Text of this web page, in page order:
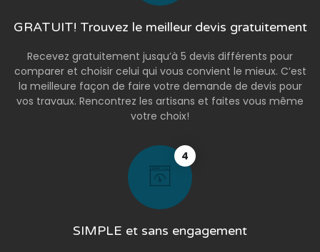
GRATUIT! Trouvez le meilleur devis gratuitement
Recevez gratuitement jusqu’à 5 devis différents pour
comparer et choisir celui qui vous convient le mieux. C’est
la meilleure façon de faire votre demande de devis pour
vos travaux. Rencontrez les artisans et faites vous même
votre choix!
4
SIMPLE et sans engagement